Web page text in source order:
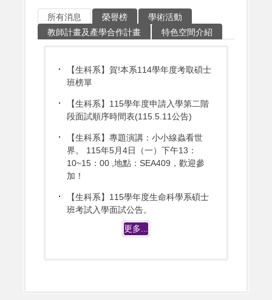
所有消息 榮譽榜
學術活動
教師計畫及產學合作計畫
特色空間介紹
【生科系】賀!本系114學年度考取碩士
班榜單
【生科系】115學年度申請入學第二階
段面試順序時間表(115.5.11公告)
【生科系】專題演講：小小線蟲看世
界。 115年5月4日（一）下午13：
10~15：00 ,地點：SEA409，歡迎參
加！
【生科系】115學年度生命科學系碩士
班考試入學面試公告。
更多...